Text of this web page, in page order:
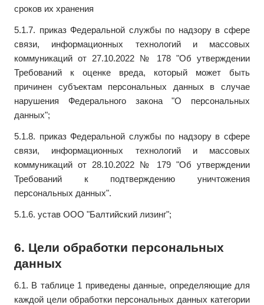
сроков их хранения
5.1.7. приказ Федеральной службы по надзору в сфере
связи, информационных технологий и массовых
коммуникаций от 27.10.2022 № 178 "Об утверждении
Требований к оценке вреда, который может быть
причинен субъектам персональных данных в случае
нарушения Федерального закона "О персональных
данных";
5.1.8. приказ Федеральной службы по надзору в сфере
связи, информационных технологий и массовых
коммуникаций от 28.10.2022 № 179 "Об утверждении
Требований к подтверждению уничтожения
персональных данных".
5.1.6. устав ООО "Балтийский лизинг";
6. Цели обработки персональных
данных
6.1. В таблице 1 приведены данные, определяющие для
каждой цели обработки персональных данных категории